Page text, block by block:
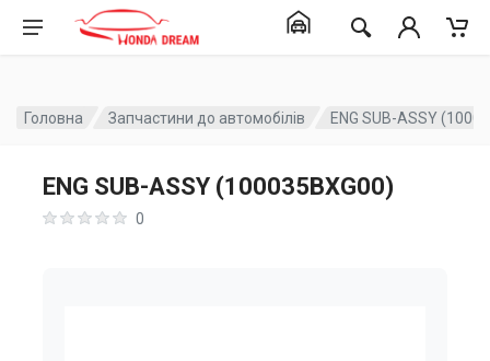
Головна Запчастини до автомобілів ENG SUB-ASSY
ENG SUB-ASSY (100035BXG00)
0